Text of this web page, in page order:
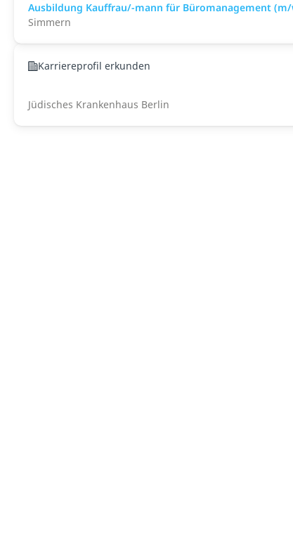
Ausbildung Kauffrau/-mann für Büromanagement
Simmern
Karriereprofil erkunden
Jüdisches Krankenhaus Berlin